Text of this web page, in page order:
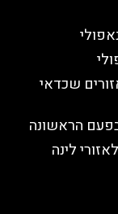
שכדאי
בפעם הראשונה
לינה